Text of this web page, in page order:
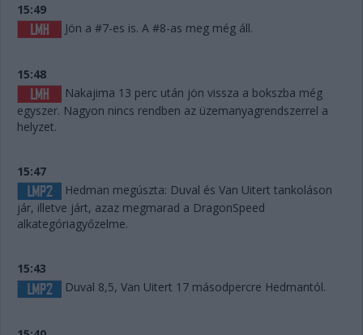
15:49
Jön a #7-es is. A #8-as meg még áll.
15:48
Nakajima 13 perc után jön vissza a bokszba még
egyszer. Nagyon nincs rendben az üzemanyagrendszerrel a
helyzet.
15:47
Hedman megúszta: Duval és Van Uitert tankoláson
jár, illetve járt, azaz megmarad a DragonSpeed
alkategóriagyőzelme.
15:43
Duval 8,5, Van Uitert 17 másodpercre Hedmantól.